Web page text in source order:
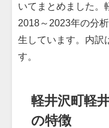
いてまとめました。
2018～2023年の分
生しています。内訳
す。
軽井沢町軽
の特徴